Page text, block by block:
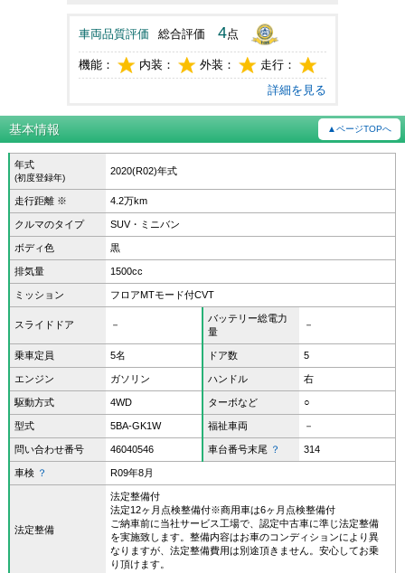
車両品質評価 総合評価 4点
機能： 内装： 外装：
走行：
詳細を見る
基本情報 ▲ページTOPへ
年式
(初度登録年)
2020(R02)年式
走行距離 ※ 4.2万km
クルマのタイプ SUV・ミニバン
ボディ色 黒
排気量 1500cc
ミッション フロアMTモード付CVT
スライドドア －
バッテリー総電力
量
－
乗車定員 5名 ドア数 5
エンジン ガソリン ハンドル 右
駆動方式 4WD ターボなど ○
型式 5BA-GK1W 福祉車両 －
問い合わせ番号 46040546 車台番号末尾 ？ 314
車検 ？ R09年8月
法定整備
法定整備付
法定12ヶ月点検整備付※商用車は6ヶ月点検整備付
ご納車前に当社サービス工場で、認定中古車に準じ法定整備
を実施致します。整備内容はお車のコンディションにより異
なりますが、法定整備費用は別途頂きません。安心してお乗
り頂けます。